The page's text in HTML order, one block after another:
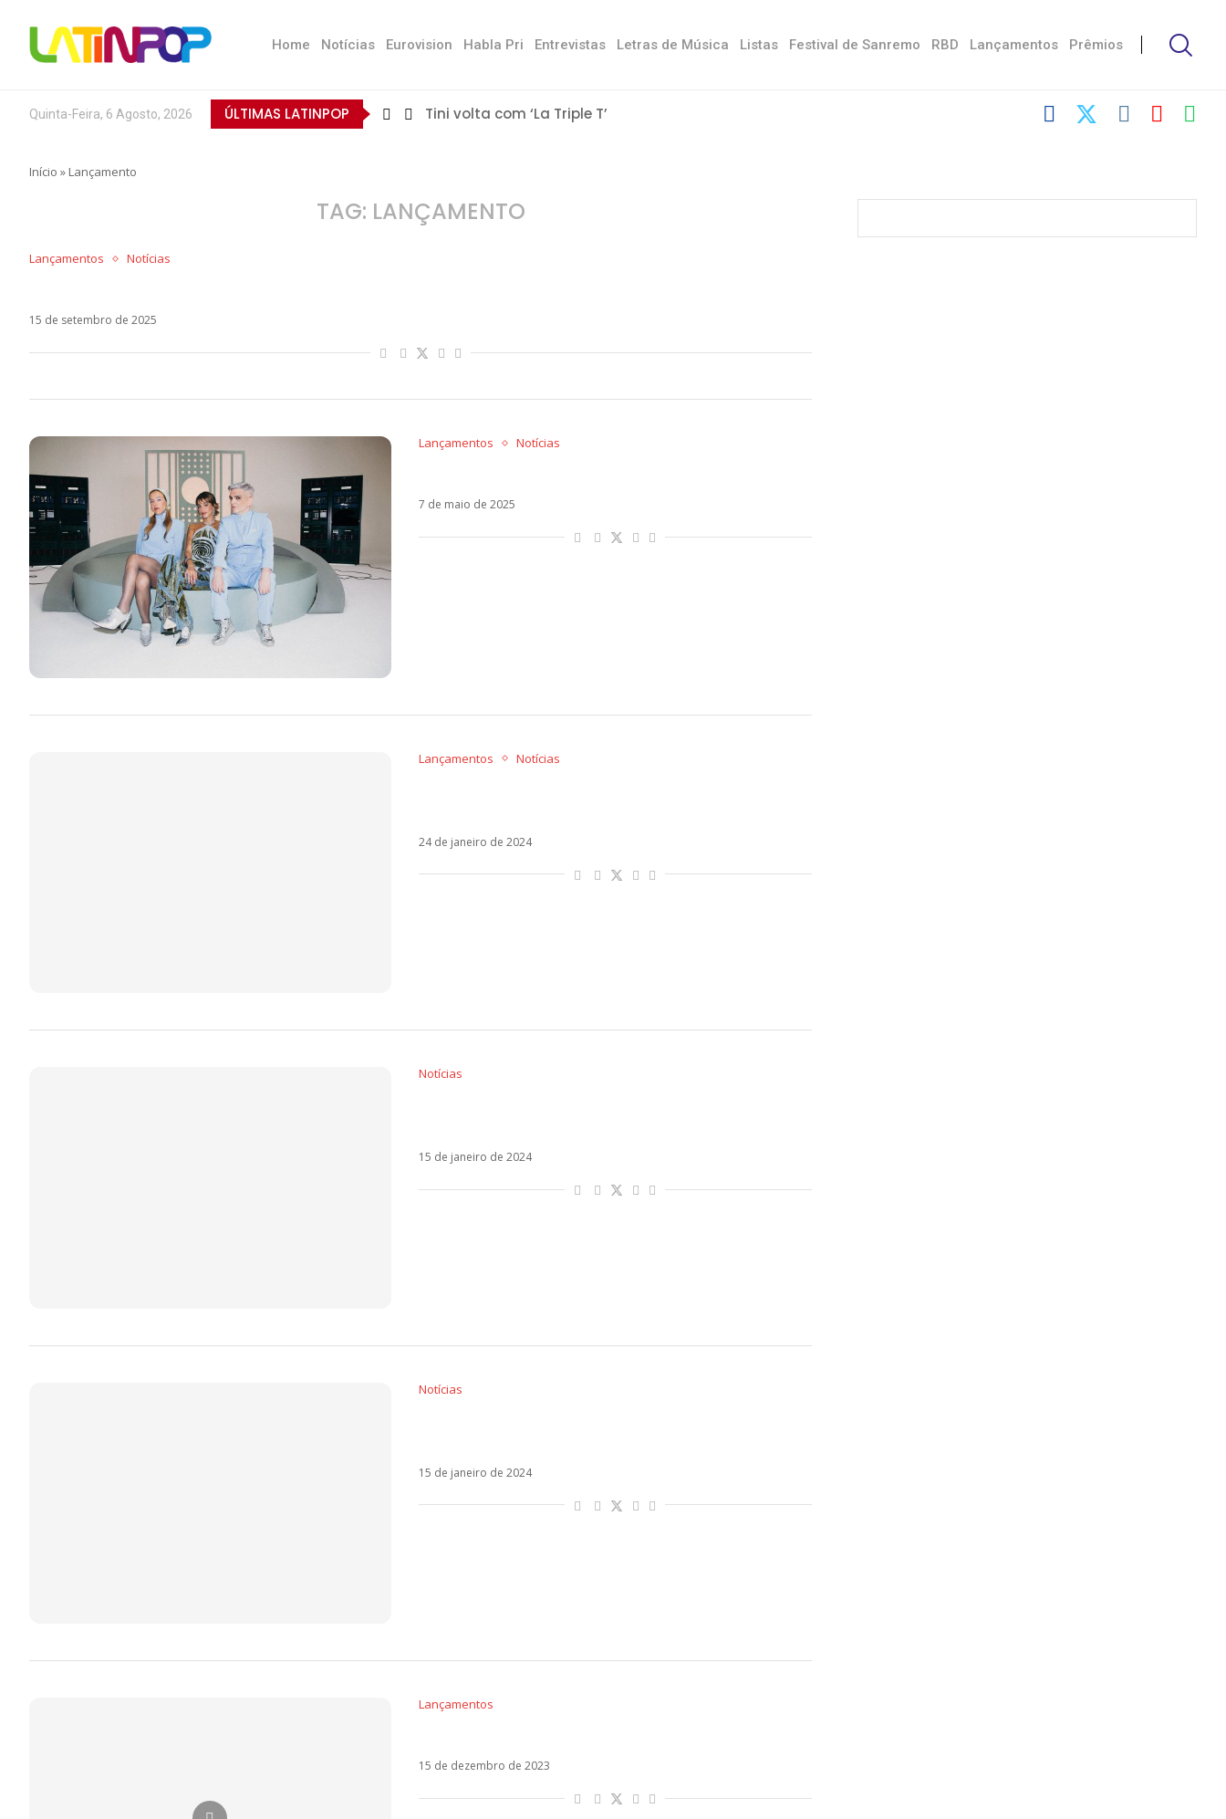
Home Notícias Eurovision Habla Pri Entrevistas Letras de Música Listas Festival de Sanremo RBD Lançamentos Prêmios
Quinta-Feira, 6 Agosto, 2026 ÚLTIMAS LATINPOP Tini volta com ‘La Triple T’
Início » Lançamento
TAG: LANÇAMENTO
Lançamentos Notícias
15 de setembro de 2025
Lançamentos Notícias
7 de maio de 2025
Lançamentos Notícias
24 de janeiro de 2024
Notícias
15 de janeiro de 2024
Notícias
15 de janeiro de 2024
Lançamentos
15 de dezembro de 2023